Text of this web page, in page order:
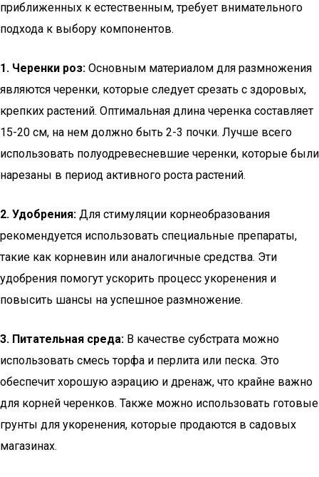
приближенных к естественным, требует внимательного
подхода к выбору компонентов.
1. Черенки роз: Основным материалом для размножения
являются черенки, которые следует срезать с здоровых,
крепких растений. Оптимальная длина черенка составляет
15-20 см, на нем должно быть 2-3 почки. Лучше всего
использовать полуодревесневшие черенки, которые были
нарезаны в период активного роста растений.
2. Удобрения: Для стимуляции корнеобразования
рекомендуется использовать специальные препараты,
такие как корневин или аналогичные средства. Эти
удобрения помогут ускорить процесс укоренения и
повысить шансы на успешное размножение.
3. Питательная среда: В качестве субстрата можно
использовать смесь торфа и перлита или песка. Это
обеспечит хорошую аэрацию и дренаж, что крайне важно
для корней черенков. Также можно использовать готовые
грунты для укоренения, которые продаются в садовых
магазинах.